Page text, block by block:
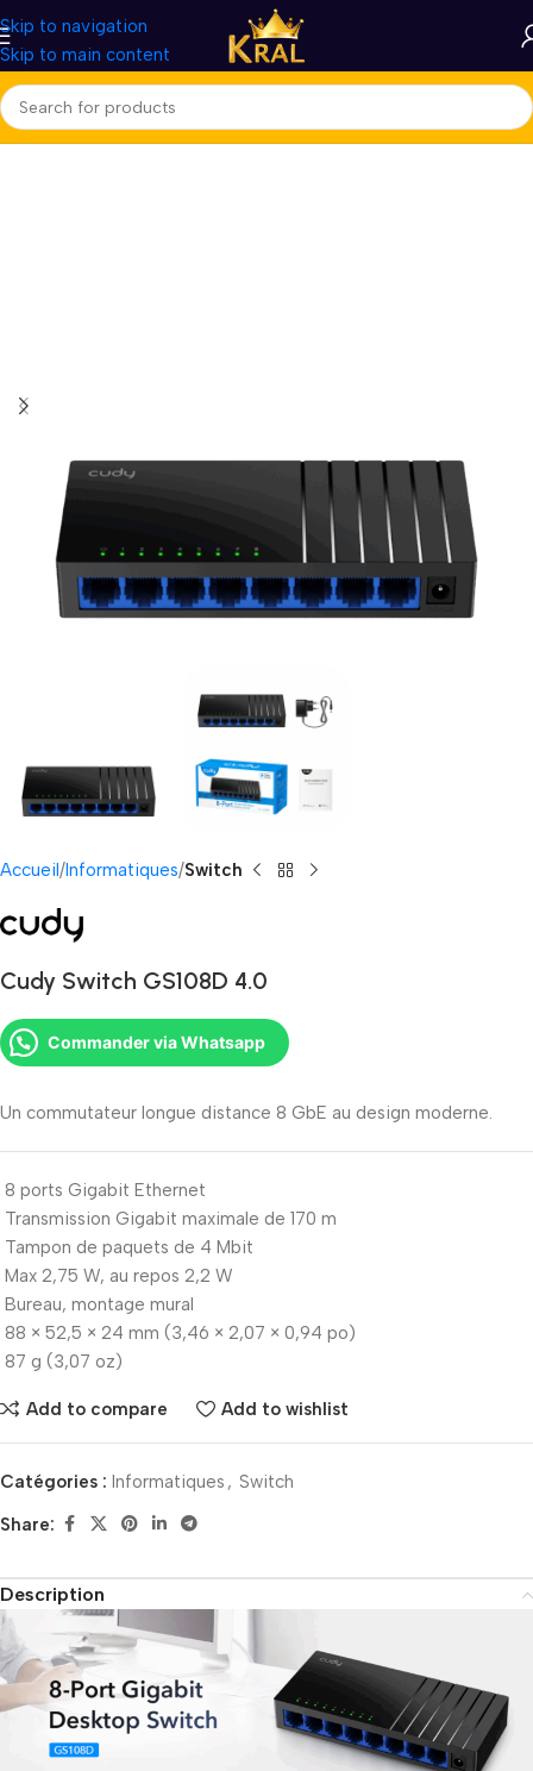
Skip to navigation
Skip to main content
Accueil Informatiques Switch
Cudy Switch GS108D 4.0
Commander via Whatsapp
Un commutateur longue distance 8 GbE au design moderne.
8 ports Gigabit Ethernet
Transmission Gigabit maximale de 170 m
Tampon de paquets de 4 Mbit
Max 2,75 W, au repos 2,2 W
Bureau, montage mural
88 × 52,5 × 24 mm (3,46 × 2,07 × 0,94 po)
87 g (3,07 oz)
Add to compare Add to wishlist
Catégories : Informatiques , Switch
Share:
Description